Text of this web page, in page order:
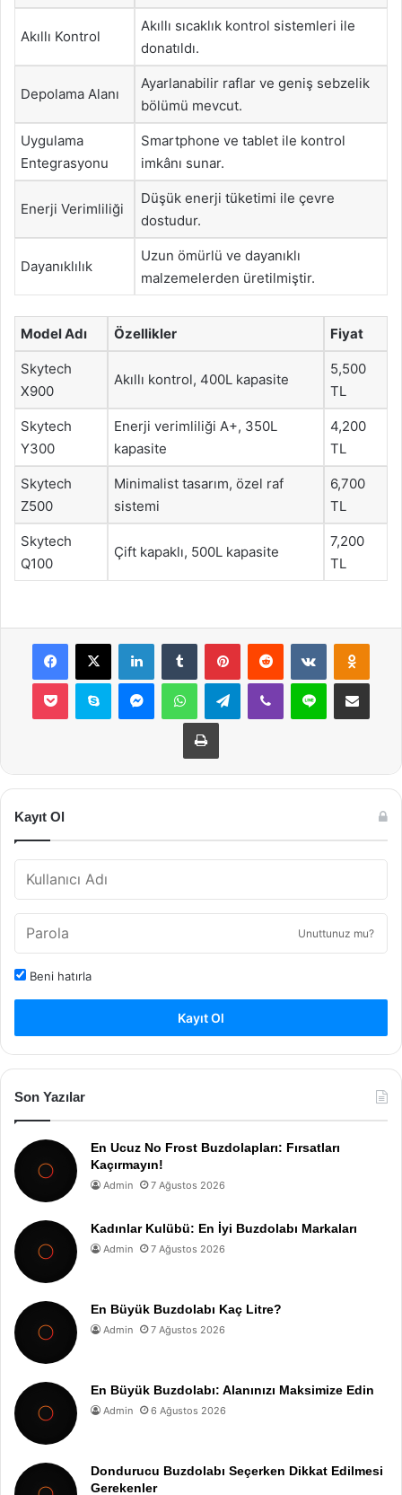
Akıllı Kontrol
Akıllı sıcaklık kontrol sistemleri ile
donatıldı.
Depolama Alanı
Ayarlanabilir raflar ve geniş sebzelik
bölümü mevcut.
Uygulama
Entegrasyonu
Smartphone ve tablet ile kontrol
imkânı sunar.
Enerji Verimliliği
Düşük enerji tüketimi ile çevre
dostudur.
Dayanıklılık
Uzun ömürlü ve dayanıklı
malzemelerden üretilmiştir.
Model Adı Özellikler Fiyat
Skytech
X900
Akıllı kontrol, 400L kapasite
5,500
TL
Skytech
Y300
Enerji verimliliği A+, 350L
kapasite
4,200
TL
Skytech
Z500
Minimalist tasarım, özel raf
sistemi
6,700
TL
Skytech
Q100
Çift kapaklı, 500L kapasite
7,200
TL
Facebook
X LinkedInTumblr PinterestReddit VKontakte
Pocket Skype MessengerWhatsAppTelegramViber Line E-Posta ile
Yazdır
Kayıt Ol
Unuttunuz mu?
Beni hatırla
Kayıt Ol
Son Yazılar
En Ucuz No Frost Buzdolapları: Fırsatları
Kaçırmayın!
Admin 7 Ağustos 2026
Kadınlar Kulübü: En İyi Buzdolabı Markaları
Admin 7 Ağustos 2026
En Büyük Buzdolabı Kaç Litre?
Admin 7 Ağustos 2026
En Büyük Buzdolabı: Alanınızı Maksimize Edin
Admin 6 Ağustos 2026
Dondurucu Buzdolabı Seçerken Dikkat Edilmesi
Gerekenler